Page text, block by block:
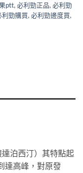
ptt, 必利勁正品, 必利勁
利勁購買, 必利勁邊度買,
達泊西汀）其特點起
達高峰，對原發